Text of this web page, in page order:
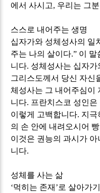
에서 사시고, 우리는 그
스스로 내어주는 생명
십자가와 성체성사의 일
주는 나의 살이다.” 이 말
니다. 성체성사는 십자
그리스도께서 당신 자신
체성사는 그 내어주심이
니다. 프란치스코 성인
이렇게 고백합니다. 지극
의 손 안에 내려오시어
이것은 권능의 과시가
니다.
성체를 사는 삶
‘먹히는 존재 ’로 살아가